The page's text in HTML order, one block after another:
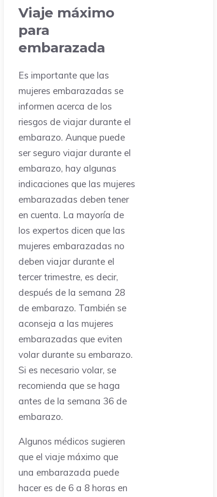
Viaje máximo
para
embarazada
Es importante que las
mujeres embarazadas se
informen acerca de los
riesgos de viajar durante el
embarazo. Aunque puede
ser seguro viajar durante el
embarazo, hay algunas
indicaciones que las mujeres
embarazadas deben tener
en cuenta. La mayoría de
los expertos dicen que las
mujeres embarazadas no
deben viajar durante el
tercer trimestre, es decir,
después de la semana 28
de embarazo. También se
aconseja a las mujeres
embarazadas que eviten
volar durante su embarazo.
Si es necesario volar, se
recomienda que se haga
antes de la semana 36 de
embarazo.
Algunos médicos sugieren
que el viaje máximo que
una embarazada puede
hacer es de 6 a 8 horas en